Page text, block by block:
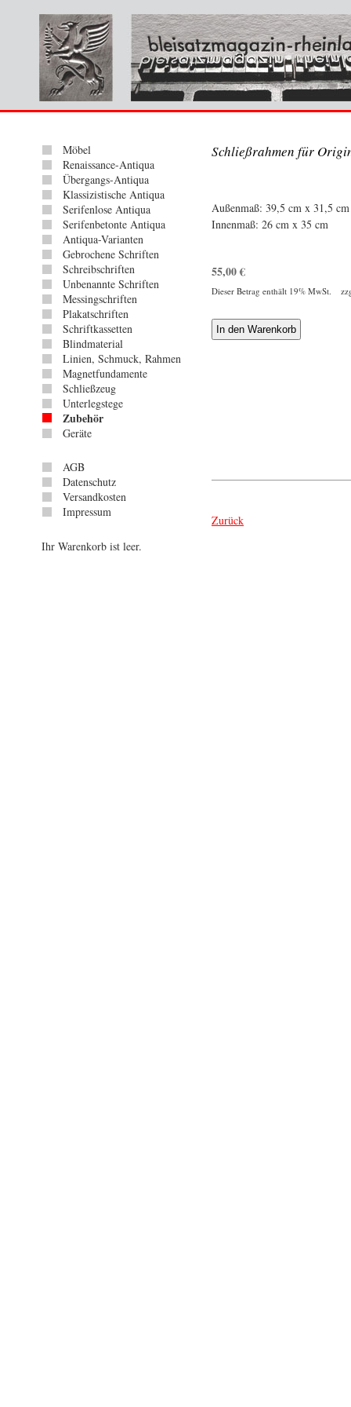
Möbel
Renaissance-Antiqua
Übergangs-Antiqua
Klassizistische Antiqua
Serifenlose Antiqua
Serifenbetonte Antiqua
Antiqua-Varianten
Gebrochene Schriften
Schreibschriften
Unbenannte Schriften
Messingschriften
Plakatschriften
Schriftkassetten
Blindmaterial
Linien, Schmuck, Rahmen
Magnetfundamente
Schließzeug
Unterlegstege
Zubehör
Geräte
AGB
Datenschutz
Versandkosten
Impressum
Ihr Warenkorb ist leer.
Schließrahmen für
Außenmaß: 39,5 cm x 31,5 cm
Innenmaß: 26 cm x 35 cm
55,00€
Dieser Betrag enthält 19% MwSt.
Zurück